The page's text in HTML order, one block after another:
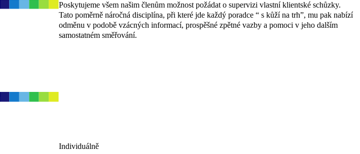
Poskytujeme všem našim členům možnost požádat o supervizi vlastní klientské schůzky.
Tato poměrně náročná disciplína, při které jde každý poradce “ s kůží na trh”, mu pak nabízí
odměnu v podobě vzácných informací, prospěšné zpětné vazby a pomoci v jeho dalším
samostatném směřování.
Individuálně